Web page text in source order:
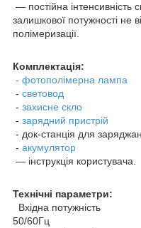
— постійна інтенсивність
залишкової потужності не
полімеризації.
Комплектація:
- фотополімерна лампа
- световод
- захисне скло
- зарядний пристрій
- док-станція для
- акумулятор
— інструкція користувача.
Технічні параметри:
Вхідна
50/60Гц